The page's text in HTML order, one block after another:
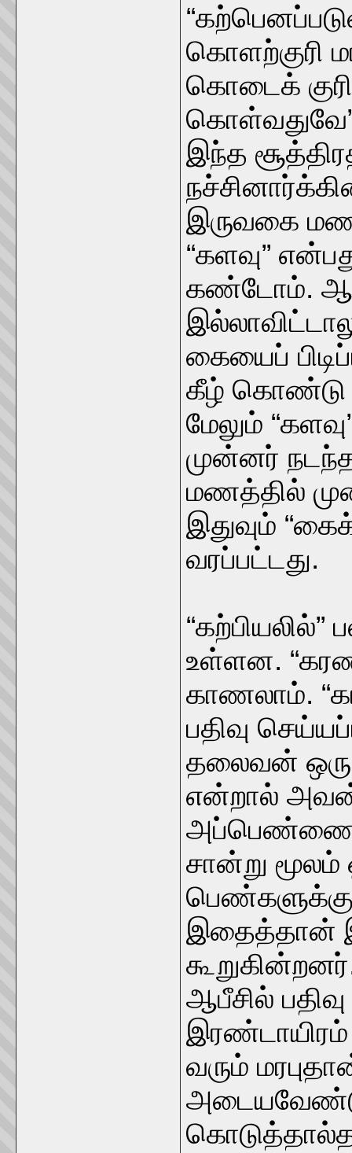
கொளற்குரி
கொடைக்
இந்த
இருவகை
“களவு”
கண்டோம்.
கையைப்
கீழ் கொண்டு
மேலும்
முன்னர்
மணத்தில்
இதுவும்
வரப்பட்டது.
உள்ளன.
காணலாம்.
பதிவு
தலைவன்
என்றால்
அப்பெண்ணைக்
சான்று
பெண்களுக்கு
இதைத்தான்
ஆபீசில்
வரும்